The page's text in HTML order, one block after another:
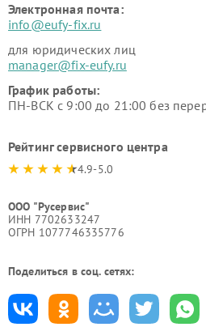
Электронная почта:
info@eufy-fix.ru
для юридических лиц
manager@fix-eufy.ru
График работы:
ПН-ВСК с 9:00 до 21:00 без
Рейтинг сервисного центра
4.9-5.0
ООО "Русервис"
ИНН 7702633247
ОГРН 1077746335776
Поделиться в соц. сетях: